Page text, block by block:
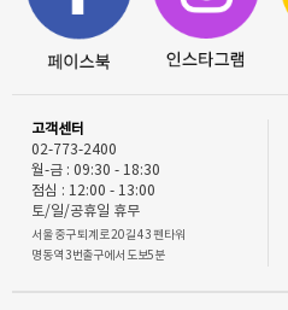
고객센터
02-773-2400
월-금 : 09:30 - 18:30
점심 : 12:00 - 13:00
토/일/공휴일 휴무
서울 중구 퇴계로 20길 43 펜타워
명동역 3번출구에서 도보5분